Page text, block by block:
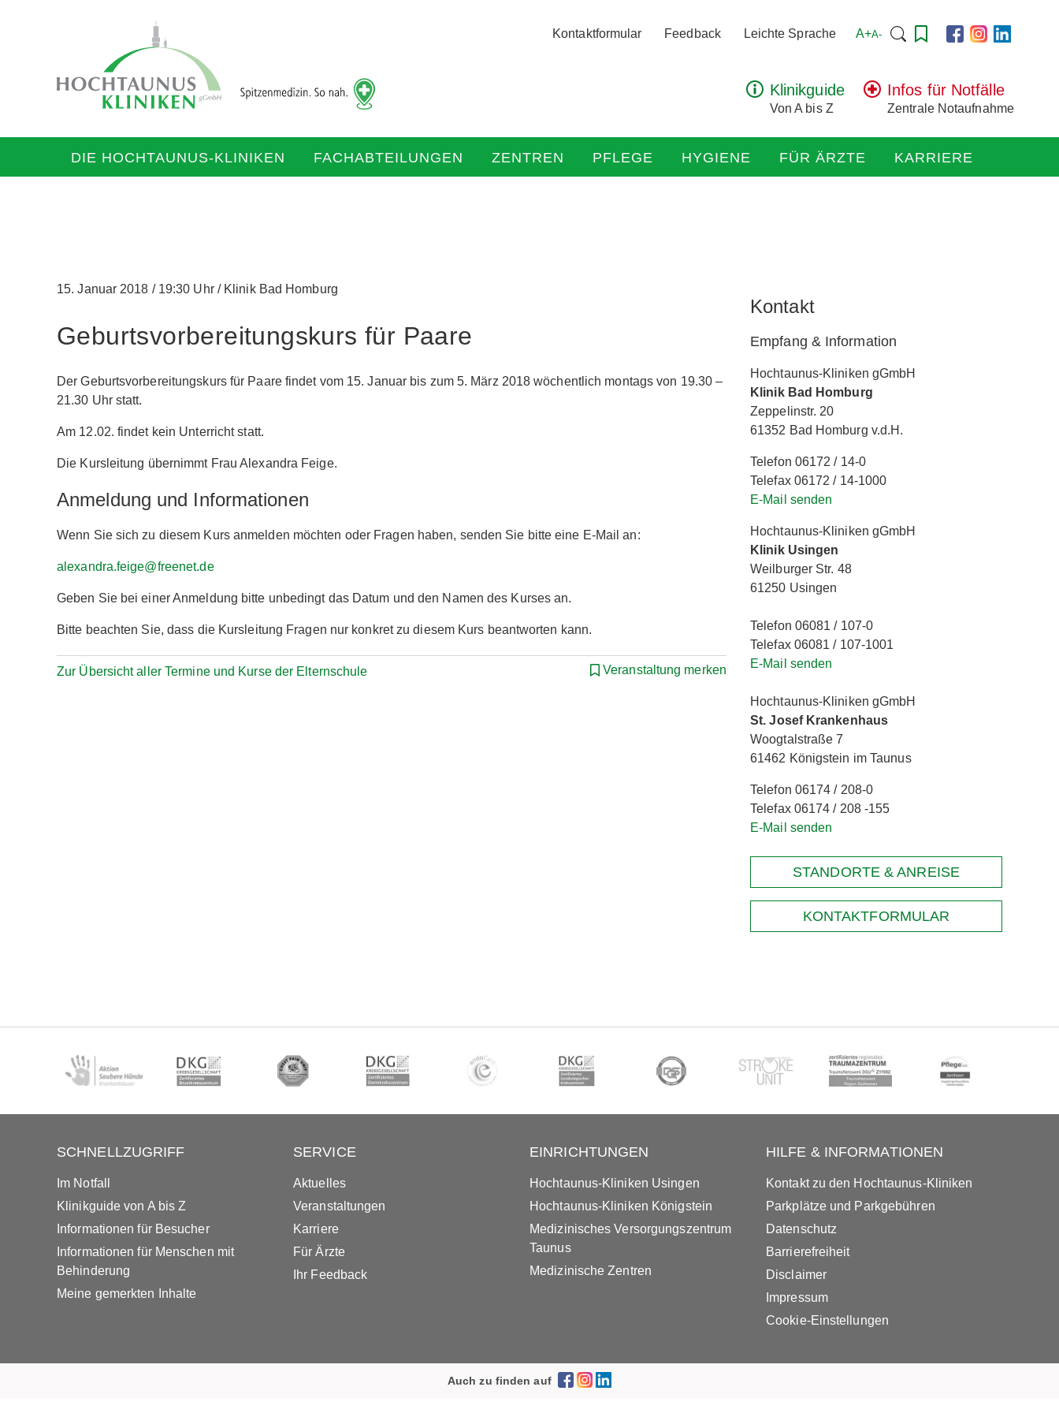
zur
Startseite
Kontaktformular Feedback Leichte Sprache A+A- Suchen
Klinikguide
Von A bis Z
Infos für Notfälle
Zentrale Notaufnahme
DIE HOCHTAUNUS-KLINIKEN FACHABTEILUNGEN ZENTREN PFLEGE HYGIENE FÜR ÄRZTE KARRIERE
15. Januar 2018 /19:30 Uhr /Klinik Bad Homburg
Geburtsvorbereitungskurs für Paare
Der Geburtsvorbereitungskurs für Paare findet vom 15. Januar bis zum 5. März 2018 wöchentlich montags von 19.30 –
21.30 Uhr statt.
Am 12.02. findet kein Unterricht statt.
Die Kursleitung übernimmt Frau Alexandra Feige.
Anmeldung und Informationen
Wenn Sie sich zu diesem Kurs anmelden möchten oder Fragen haben, senden Sie bitte eine E-Mail an:
alexandra.feige@freenet.de
Geben Sie bei einer Anmeldung bitte unbedingt das Datum und den Namen des Kurses an.
Bitte beachten Sie, dass die Kursleitung Fragen nur konkret zu diesem Kurs beantworten kann.
Zur Übersicht aller Termine und Kurse der Elternschule Veranstaltung merken
Kontakt
Empfang & Information
Hochtaunus-Kliniken gGmbH
Klinik Bad Homburg
Zeppelinstr. 20
61352 Bad Homburg v.d.H.
Telefon 06172 / 14-0
Telefax 06172 / 14-1000
E-Mail senden
Hochtaunus-Kliniken gGmbH
Klinik Usingen
Weilburger Str. 48
61250 Usingen
Telefon 06081 / 107-0
Telefax 06081 / 107-1001
E-Mail senden
Hochtaunus-Kliniken gGmbH
St. Josef Krankenhaus
Woogtalstraße 7
61462 Königstein im Taunus
Telefon 06174 / 208-0
Telefax 06174 / 208 -155
E-Mail senden
STANDORTE & ANREISE
KONTAKTFORMULAR
SCHNELLZUGRIFF
Im Notfall
Klinikguide von A bis Z
Informationen für Besucher
Informationen für Menschen mit
Behinderung
Meine gemerkten Inhalte
SERVICE
Aktuelles
Veranstaltungen
Karriere
Für Ärzte
Ihr Feedback
EINRICHTUNGEN
Hochtaunus-Kliniken Usingen
Hochtaunus-Kliniken Königstein
Medizinisches Versorgungszentrum
Taunus
Medizinische Zentren
HILFE & INFORMATIONEN
Kontakt zu den Hochtaunus-Kliniken
Parkplätze und Parkgebühren
Datenschutz
Barrierefreiheit
Disclaimer
Impressum
Cookie-Einstellungen
Auch zu finden auf